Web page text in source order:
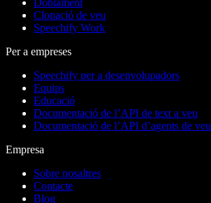
Doblament
Clonació de veu
Speechify Work
Per a empreses
Speechify per a desenvolupadors
Equips
Educació
Documentació de l’API de text a veu
Documentació de l’API d’agents de veu
Empresa
Sobre nosaltres
Contacte
Blog